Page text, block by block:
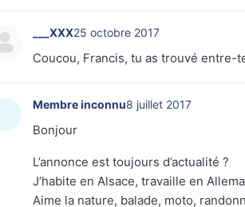
___XXX25 octobre 2017
Coucou, Francis, tu as trouvé entre-
Membre inconnu8 juillet 2017
Bonjour
L’annonce est toujours d’actualité ?
J’habite en Alsace, travaille en
Aime la nature, balade, moto,